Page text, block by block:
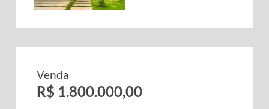
Venda
R$ 1.800.000,00